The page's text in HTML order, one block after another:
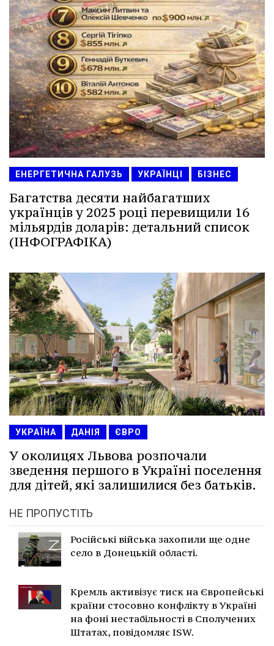
ЕНЕРГЕТИЧНА ГАЛУЗЬ УКРАЇНЦІ БІЗНЕС
Багатства десяти найбагатших
українців у 2025 році перевищили 16
мільярдів доларів: детальний список
(ІНФОГРАФІКА)
УКРАЇНА ДАНІЯ ЄВРО
У околицях Львова розпочали
зведення першого в Україні поселення
для дітей, які залишилися без батьків.
НЕ ПРОПУСТІТЬ
Російські війська захопили ще одне
село в Донецькій області.
Кремль активізує тиск на Європейські
країни стосовно конфлікту в Україні
на фоні нестабільності в Сполучених
Штатах, повідомляє ISW.